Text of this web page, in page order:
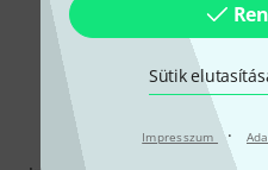
Sütik
Impresszum ·